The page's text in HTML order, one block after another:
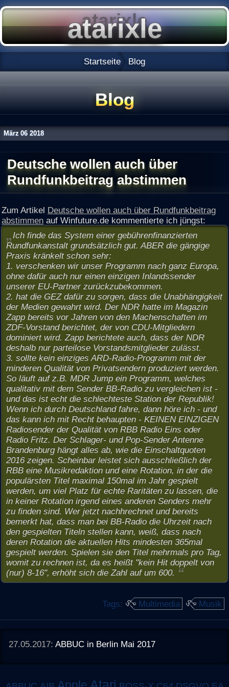
Startseite Blog
Blog
März 06 2018
Deutsche wollen auch über
Rundfunkbeitrag abstimmen
Zum Artikel Deutsche wollen auch über Rundfunkbeitrag
abstimmen auf Winfuture.de kommentierte ich jüngst:
Ich finde das System einer gebührenfinanzierten
Rundfunkanstalt grundsätzlich gut. ABER die gängige
Praxis kränkelt schon sehr:
1. verschenken wir unser Programm nach ganz Europa,
ohne dafür auch nur einen einzigen Inlandssender
unserer EU-Partner zurückzubekommen.
2. hat die GEZ dafür zu sorgen, dass die Unabhängigkeit
der Medien gewahrt wird. Der NDR hatte im Magazin
Zapp bereits vor Jahren von den Machenschaften im
ZDF-Vorstand berichtet, der von CDU-Mitgliedern
dominiert wird. Zapp berichtete auch, dass der NDR
deshalb nur parteilose Vorstandsmitglieder zulässt.
3. sollte kein einziges ARD-Radio-Programm mit der
minderen Qualität von Privatsendern produziert werden.
So läuft auf z.B. MDR Jump ein Programm, welches
qualitativ mit dem Sender BB-Radio zu vergleichen ist -
und das ist echt die schlechteste Station der Republik!
Wenn ich durch Deutschland fahre, dann höre ich - und
das kann ich mit Recht behaupten - KEINEN EINZIGEN
Radiosender der Qualität von RBB Radio Eins oder
Radio Fritz. Der Schlager- und Pop-Sender Antenne
Brandenburg hängt alles ab, wie die Einschaltquoten
2016 zeigen. Scheinbar leistet sich ausschließlich der
RBB eine Musikredaktion und eine Rotation, in der die
populärsten Titel maximal 150mal im Jahr gespielt
werden, um viel Platz für echte Raritäten zu lassen, die
in keiner Rotation irgend eines anderen Senders mehr
zu finden sind. Wer jetzt nachhrechnet und bereits
bemerkt hat, dass man bei BB-Radio die Uhrzeit nach
den gespielten Titeln stellen kann, weiß, dass nach
deren Rotation die aktuellen Hits mindesten 365mal
gespielt werden. Spielen sie den Titel mehrmals pro Tag,
womit zu rechnen ist, da es heißt "kein Hit doppelt von
(nur) 8-16", erhöht sich die Zahl auf um 600.
Tags: Multimedia Musik
27.05.2017:ABBUC in Berlin Mai 2017